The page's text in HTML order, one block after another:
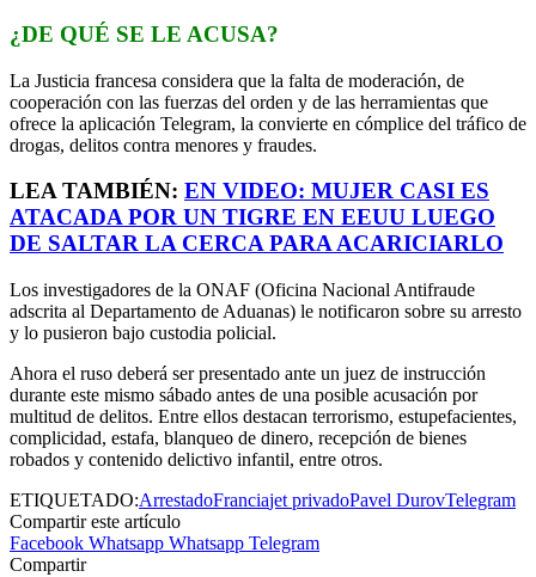
¿DE QUÉ SE LE ACUSA?
La Justicia francesa considera que la falta de moderación, de
cooperación con las fuerzas del orden y de las herramientas que
ofrece la aplicación Telegram, la convierte en cómplice del tráfico de
drogas, delitos contra menores y fraudes.
LEA TAMBIÉN: EN VIDEO: MUJER CASI ES
ATACADA POR UN TIGRE EN EEUU LUEGO
DE SALTAR LA CERCA PARA ACARICIARLO
Los investigadores de la ONAF (Oficina Nacional Antifraude
adscrita al Departamento de Aduanas) le notificaron sobre su arresto
y lo pusieron bajo custodia policial.
Ahora el ruso deberá ser presentado ante un juez de instrucción
durante este mismo sábado antes de una posible acusación por
multitud de delitos. Entre ellos destacan terrorismo, estupefacientes,
complicidad, estafa, blanqueo de dinero, recepción de bienes
robados y contenido delictivo infantil, entre otros.
ETIQUETADO:ArrestadoFranciajet privadoPavel DurovTelegram
Compartir este artículo
Facebook Whatsapp Whatsapp Telegram
Compartir